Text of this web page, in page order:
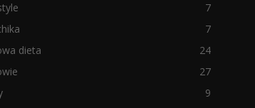
7
7
dieta
24
27
9